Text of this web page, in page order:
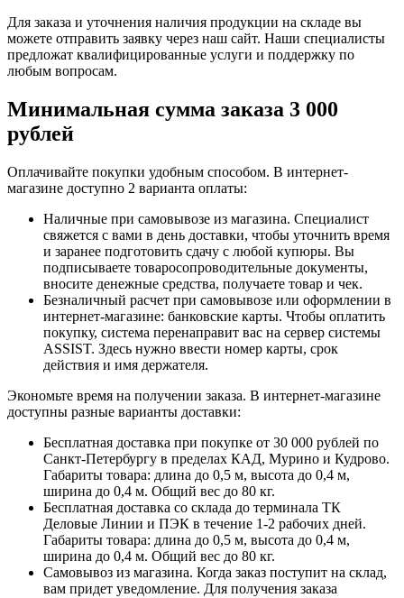
Для заказа и уточнения наличия продукции на складе вы
можете отправить заявку через наш сайт. Наши специалисты
предложат квалифицированные услуги и поддержку по
любым вопросам.
Минимальная сумма заказа 3 000
рублей
Оплачивайте покупки удобным способом. В интернет-
магазине доступно 2 варианта оплаты:
Наличные при самовывозе из магазина. Специалист
свяжется с вами в день доставки, чтобы уточнить время
и заранее подготовить сдачу с любой купюры. Вы
подписываете товаросопроводительные документы,
вносите денежные средства, получаете товар и чек.
Безналичный расчет при самовывозе или оформлении в
интернет-магазине: банковские карты. Чтобы оплатить
покупку, система перенаправит вас на сервер системы
ASSIST. Здесь нужно ввести номер карты, срок
действия и имя держателя.
Экономьте время на получении заказа. В интернет-магазине
доступны разные варианты доставки:
Бесплатная доставка при покупке от 30 000 рублей по
Санкт-Петербургу в пределах КАД, Мурино и Кудрово.
Габариты товара: длина до 0,5 м, высота до 0,4 м,
ширина до 0,4 м. Общий вес до 80 кг.
Бесплатная доставка со склада до терминала ТК
Деловые Линии и ПЭК в течение 1-2 рабочих дней.
Габариты товара: длина до 0,5 м, высота до 0,4 м,
ширина до 0,4 м. Общий вес до 80 кг.
Самовывоз из магазина. Когда заказ поступит на склад,
вам придет уведомление. Для получения заказа